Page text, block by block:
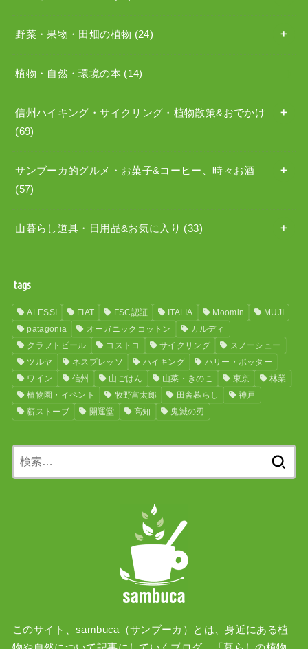
野菜・果物・田畑の植物 (24)
植物・自然・環境の本 (14)
信州ハイキング・サイクリング・植物散策&おでかけ
(69)
サンブーカ的グルメ・お菓子&コーヒー、時々お酒
(57)
山暮らし道具・日用品&お気に入り (33)
tags
ALESSI FIAT FSC認証 ITALIA Moomin
MUJI
patagonia
オーガニックコットン
カルディ
クラフトビール
コストコ サイクリング
スノーシュー
ツルヤ
ネスプレッソ ハイキング
ハリー・ポッター
ワイン
信州 山ごはん 山菜・きのこ 東京
林業
植物園・イベント
牧野富太郎 田舎暮らし
神戸
薪ストーブ
開運堂 高知 鬼滅の刃
このサイト、sambuca（サンブーカ）とは、身近にある植